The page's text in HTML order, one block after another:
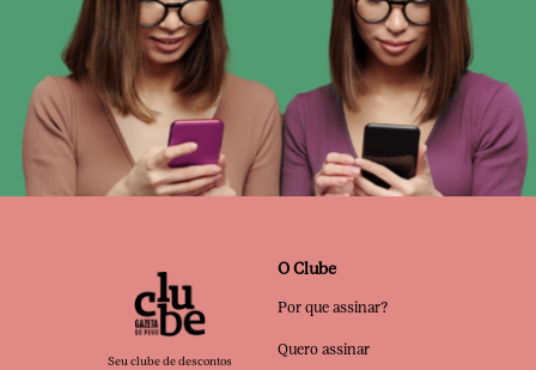
Seu clube de descontos
O Clube
Por que assinar?
Quero assinar